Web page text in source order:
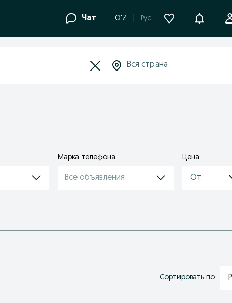
Чат O'Z Рус
Марка телефона
Все объявления
Цена
Сортировать по: